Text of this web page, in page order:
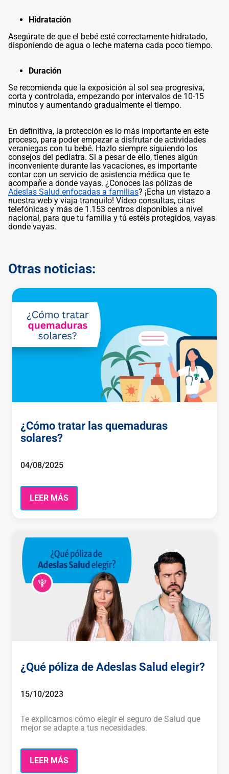
Hidratación
Asegúrate de que el bebé esté correctamente hidratado,
disponiendo de agua o leche materna cada poco tiempo.
Duración
Se recomienda que la exposición al sol sea progresiva,
corta y controlada, empezando por intervalos de 10-15
minutos y aumentando gradualmente el tiempo.
En definitiva, la protección es lo más importante en este
proceso, para poder empezar a disfrutar de actividades
veraniegas con tu bebé. Hazlo siempre siguiendo los
consejos del pediatra. Si a pesar de ello, tienes algún
inconveniente durante las vacaciones, es importante
contar con un servicio de asistencia médica que te
acompañe a donde vayas. ¿Conoces las pólizas de
Adeslas Salud enfocadas a familias? ¡Echa un vistazo a
nuestra web y viaja tranquilo! Vídeo consultas, citas
telefónicas y más de 1.153 centros disponibles a nivel
nacional, para que tu familia y tú estéis protegidos, vayas
donde vayas.
Otras noticias:
¿Cómo tratar las quemaduras
solares?
04/08/2025
LEER MÁS
¿Qué póliza de Adeslas Salud elegir?
15/10/2023
Te explicamos cómo elegir el seguro de Salud que
mejor se adapte a tus necesidades.
LEER MÁS